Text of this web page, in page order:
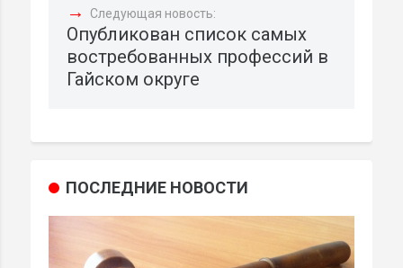
→ Следующая новость:
Опубликован список самых
востребованных профессий в
Гайском округе
ПОСЛЕДНИЕ НОВОСТИ